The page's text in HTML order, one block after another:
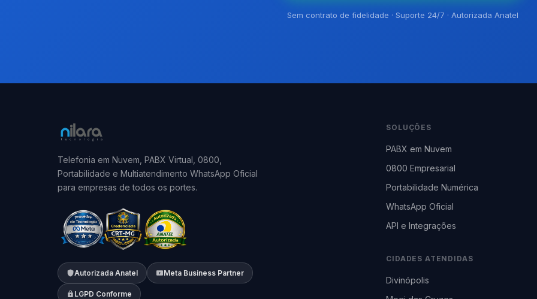
Sem contrato de fidelidade · Suporte 24/7 · Autorizada Anatel
Telefonia em Nuvem, PABX Virtual, 0800,
Portabilidade e Multiatendimento WhatsApp Oficial
para empresas de todos os portes.
Autorizada Anatel Meta Business Partner
LGPD Conforme
SOLUÇÕES
PABX em Nuvem
0800 Empresarial
Portabilidade Numérica
WhatsApp Oficial
API e Integrações
CIDADES ATENDIDAS
Divinópolis